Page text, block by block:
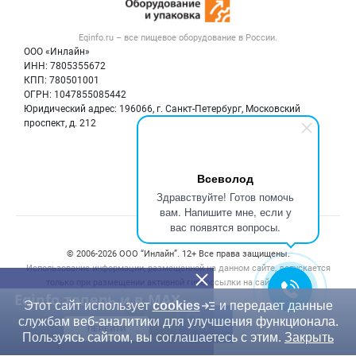
Всеволод
Здравствуйте! Готов помочь
вам. Напишите мне, если у
вас появятся вопросы.
Eqinfo теперь и в MAX
ПЕРЕЙТИ
Eqinfo.ru – все пищевое оборудование в России.
ООО «Инлайн»
ИНН: 7805355672
КПП: 780501001
ОГРН: 1047855085442
Юридический адрес: 196066, г. Санкт-Петербург, Московский
проспект, д. 212
Контактная информация
Политика обработки персональных данных
Вакансии
Тара и упаковка
Б/у оборудование
Карта объявлений
Счетчики, авторское право, логотипы
© 2006‑2026 ООО “Инлайн”. 12+ Все права защищены.
Использование информации, размещенной на данном сайте, допускается
только при размещении активной гиперссылки на сайт
eqinfo.ru
Этот сайт используетcookies
и передает данные
службам веб-аналитики для улучшения функционала.
Пользуясь сайтом, вы соглашаетесь с этим. Закрыть